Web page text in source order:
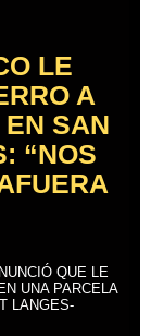
LE
A
SAN
“NOS
QUE LE
UNA PARCELA
LANGES-